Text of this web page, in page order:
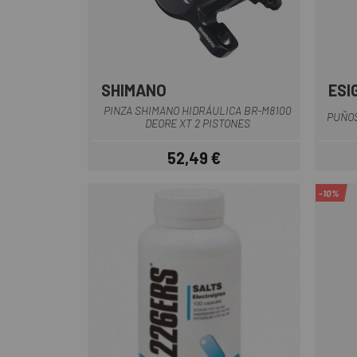
SHIMANO
PINZA SHIMANO HIDRÁULICA BR-M8100
DEORE XT 2 PISTONES
Precio
52,49 €
-10%